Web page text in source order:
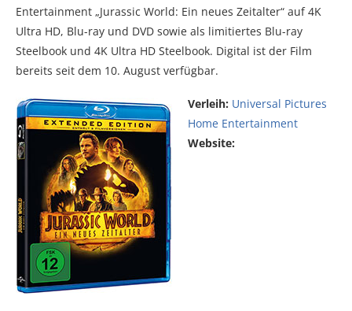
Entertainment „Jurassic World: Ein neues Zeitalter“ auf 4K
Ultra HD, Blu-ray und DVD sowie als limitiertes Blu-ray
Steelbook und 4K Ultra HD Steelbook. Digital ist der Film
bereits seit dem 10. August verfügbar.
Verleih: Universal Pictures
Home Entertainment
Website: